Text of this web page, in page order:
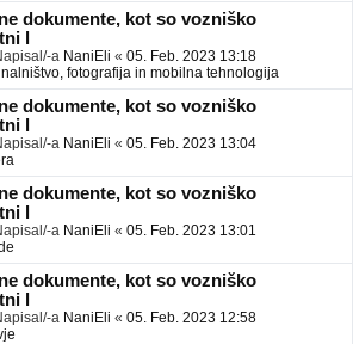
dokumente, kot so vozniško
l
a NaniEli « 05. Feb. 2023 13:18
fotografija in mobilna tehnologija
dokumente, kot so vozniško
l
a NaniEli « 05. Feb. 2023 13:04
dokumente, kot so vozniško
l
a NaniEli « 05. Feb. 2023 13:01
dokumente, kot so vozniško
l
a NaniEli « 05. Feb. 2023 12:58